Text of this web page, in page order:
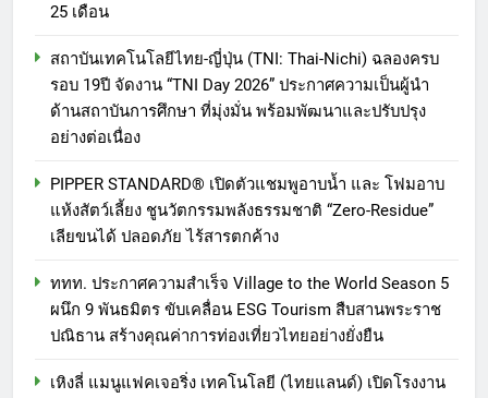
25 เดือน
สถาบันเทคโนโลยีไทย-ญี่ปุ่น (TNI: Thai-Nichi) ฉลองครบ
รอบ 19ปี จัดงาน “TNI Day 2026” ประกาศความเป็นผู้นำ
ด้านสถาบันการศึกษา ที่มุ่งมั่น พร้อมพัฒนาและปรับปรุง
อย่างต่อเนื่อง
PIPPER STANDARD® เปิดตัวแชมพูอาบน้ำ และ โฟมอาบ
แห้งสัตว์เลี้ยง ชูนวัตกรรมพลังธรรมชาติ “Zero-Residue”
เลียขนได้ ปลอดภัย ไร้สารตกค้าง
ททท. ประกาศความสำเร็จ Village to the World Season 5
ผนึก 9 พันธมิตร ขับเคลื่อน ESG Tourism สืบสานพระราช
ปณิธาน สร้างคุณค่าการท่องเที่ยวไทยอย่างยั่งยืน
เหิงลี่ แมนูแฟคเจอริ่ง เทคโนโลยี (ไทยแลนด์) เปิดโรงงาน